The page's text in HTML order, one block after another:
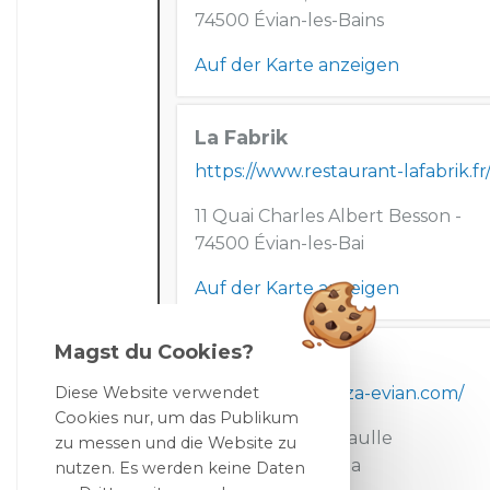
74500 Évian-les-Bains
Auf der Karte anzeigen
La Fabrik
https://www.restaurant-lafabrik.fr/
11 Quai Charles Albert Besson -
74500 Évian-les-Bai
Auf der Karte anzeigen
La Pizza
https://www.lapizza-evian.com/
4 Pl. Charles de Gaulle
74500 Évian-les-Ba
Magst du Cookies?
Diese Website verwendet
Cookies nur, um das Publikum
zu messen und die Website zu
nutzen. Es werden keine Daten